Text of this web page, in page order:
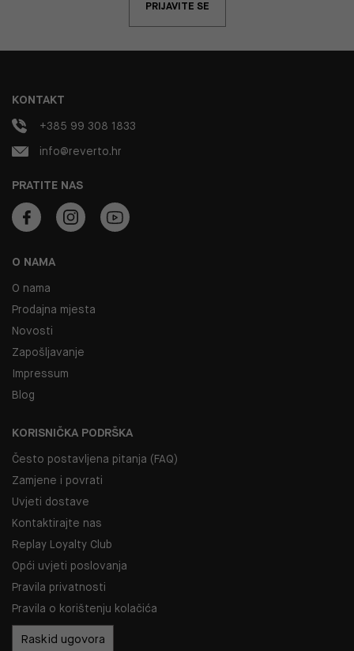
PRIJAVITE SE
O NAMA
O nama
Prodajna mjesta
Novosti
Zapošljavanje
Impressum
Blog
KORISNIČKA PODRŠKA
Često postavljena pitanja (FAQ)
Zamjene i povrati
Uvjeti dostave
Kontaktirajte nas
Replay Loyalty Club
Opći uvjeti poslovanja
Pravila privatnosti
Pravila o korištenju kolačića
Raskid ugovora
PRATITE NAS
KONTAKT
+385 99 308 1833
info@reverto.hr